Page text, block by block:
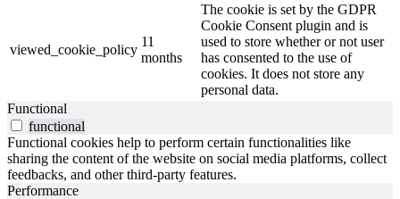
viewed_cookie_policy
11
months
The cookie is set by the GDPR
Cookie Consent plugin and is
used to store whether or not user
has consented to the use of
cookies. It does not store any
personal data.
Functional
functional
Functional cookies help to perform certain functionalities like
sharing the content of the website on social media platforms, collect
feedbacks, and other third-party features.
Performance